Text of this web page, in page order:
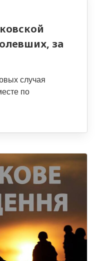
за
случая
по